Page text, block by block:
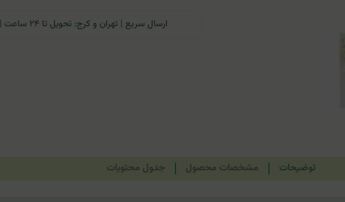
ارسال سریع | تهران و کرج: تحویل تا ۲۴ ساعت | سایر نقاط ایران: ارسال سریع به پست
توضیحات مشخصات محصول جدول محتویات